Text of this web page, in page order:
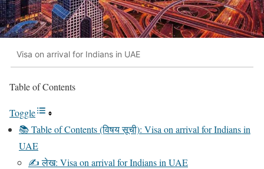
Visa on arrival for Indians in UAE
Table of Contents
Toggle
📚 Table of Contents (विषय सूची): Visa on arrival for Indians in
UAE
✍️ लेख: Visa on arrival for Indians in UAE